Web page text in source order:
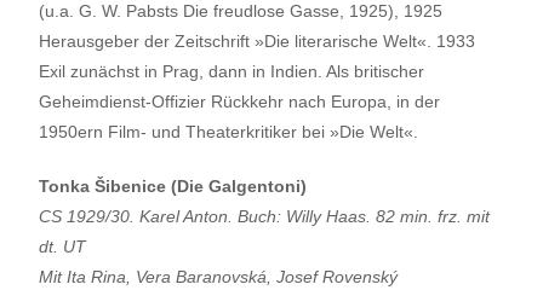
(u.a. G. W. Pabsts Die freudlose Gasse, 1925), 1925
Herausgeber der Zeitschrift »Die literarische Welt«. 1933
Exil zunächst in Prag, dann in Indien. Als britischer
Geheimdienst-Offizier Rückkehr nach Europa, in der
1950ern Film- und Theaterkritiker bei »Die Welt«.
Tonka Šibenice (Die Galgentoni)
CS 1929/30. Karel Anton. Buch: Willy Haas. 82 min. frz. mit
dt. UT
Mit Ita Rina, Vera Baranovská, Josef Rovenský